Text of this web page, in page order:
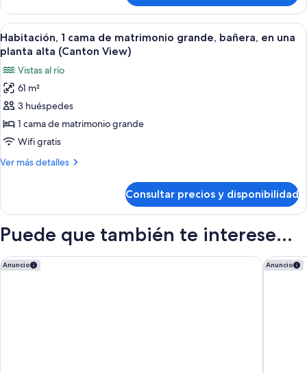
vistas
a
la
ciudad
(Skyline)
1
cama
de
matrimonio
grande,
bañera,
vistas
a
la
ciudad
Abrir
todas
las
fotos
de
Habitación,
1
cama
de
bañera,
en
una
alta
Un baño moderno con una bañera
5
Habitación, 1 cama de matrimonio grande, bañera, en una
planta alta (Canton View)
Vistas al río
61 m²
3 huéspedes
1 cama de matrimonio grande
Wifi gratis
Ver más detalles
Más
1
de
grande,
bañera,
Consultar precios y disponibilidad
Puede que también te interese...
Anuncio
Rosewood Guangzhou Anuncio
Conrad